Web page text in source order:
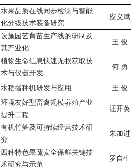
水果品质在线同步检测与智能
化分级技术装备研究
应义斌
设施园艺育苗生产线的研制及
其产业化
王 俊
植物生命信息快速无损获取技
术与仪器开发
何 勇
水稻播种机研发与应用 王 俊
环境友好型畜禽规模养殖产业
提升工程
汪开英
有机竹笋及可持续经营技术研
究
朱加进
四种特色果蔬安全保鲜关键技
术研究与示范
罗自生